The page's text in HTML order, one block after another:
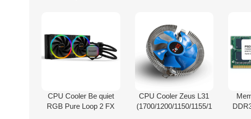
CPU Cooler Be quiet
RGB Pure Loop 2 FX
CPU Cooler Zeus L31
(1700/1200/1150/1155/1